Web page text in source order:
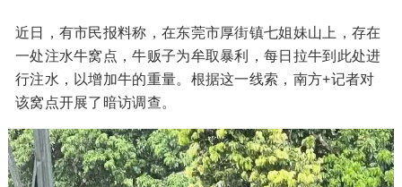
近日，有市民报料称，在东莞市厚街镇七姐妹山上，存在
一处注水牛窝点，牛贩子为牟取暴利，每日拉牛到此处进
行注水，以增加牛的重量。根据这一线索，南方+记者对
该窝点开展了暗访调查。